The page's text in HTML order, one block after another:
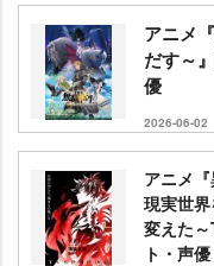
アニメ
だす～
優
2026-06-02
アニメ
現実世
変えた
ト・声優